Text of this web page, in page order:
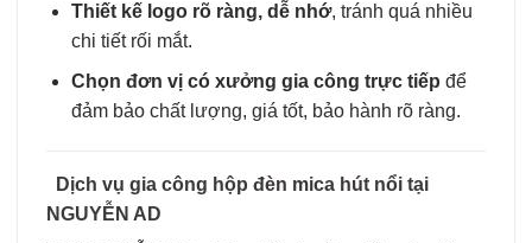
Thiết kế logo rõ ràng, dễ nhớ, tránh quá nhiều
chi tiết rối mắt.
Chọn đơn vị có xưởng gia công trực tiếp để
đảm bảo chất lượng, giá tốt, bảo hành rõ ràng.
Dịch vụ gia công hộp đèn mica hút nổi tại
NGUYỄN AD